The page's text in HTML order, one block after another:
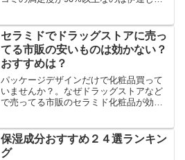
効果てきめんでした！。肌もしっとりと
常に保湿できて、かゆみが減少している
気がします。詳しい内容をまとめてみま
した。
セラミドでドラッグストアに売っ
てる市販の安いものは効かない？
おすすめは？
パッケージデザインだけで化粧品買って
いませんか？。なぜドラッグストアなど
で売ってる市販のセラミド化粧品が効か
とめてみました。
保湿成分おすすめ２４選ランキン
グ